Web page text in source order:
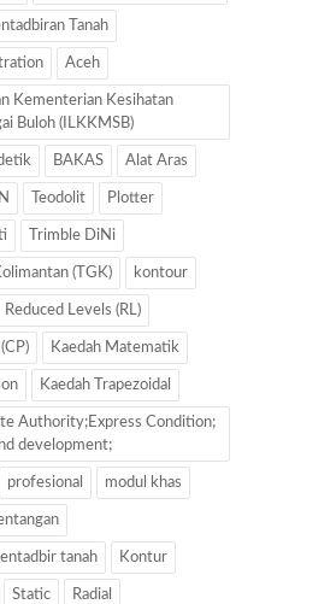
Tanah
Aceh
Kementerian Kesihatan
Buloh (ILKKMSB)
BAKAS Alat Aras
Teodolit Plotter
Trimble DiNi
(TGK) kontour
Reduced Levels (RL)
Kaedah Matematik
Kaedah Trapezoidal
Authority;Express Condition;
development;
profesional modul khas
tanah Kontur
Static Radial